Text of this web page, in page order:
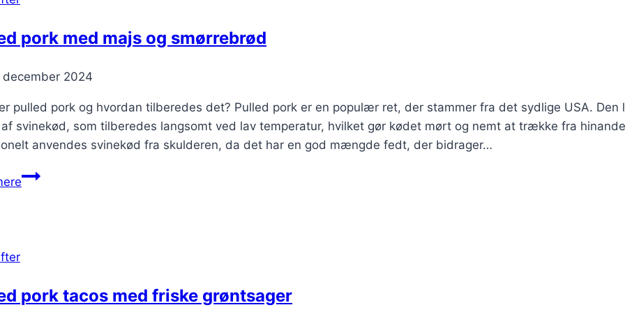
pork med majs og smørrebrød
december 2024
pulled pork og hvordan tilberedes det? Pulled pork er en populær ret, der stammer fra det sydlige USA. Den
svinekød, som tilberedes langsomt ved lav temperatur, hvilket gør kødet mørt og nemt at trække fra
anvendes svinekød fra skulderen, da det har en god mængde fedt, der bidrager…
Pulled
pork tacos med friske grøntsager